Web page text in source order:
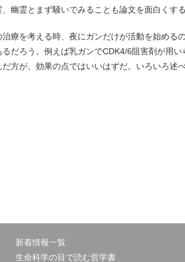
幽霊とまず騒いでみることも論文を面白くす
治療を考える時、夜にガンだけが活動を始める
だろう。例えば乳ガンでCDK4/6阻害剤が用
方が、効果の点ではいいはずだ。いろいろ述
新着情報一覧
生命科学の目で読む哲学書